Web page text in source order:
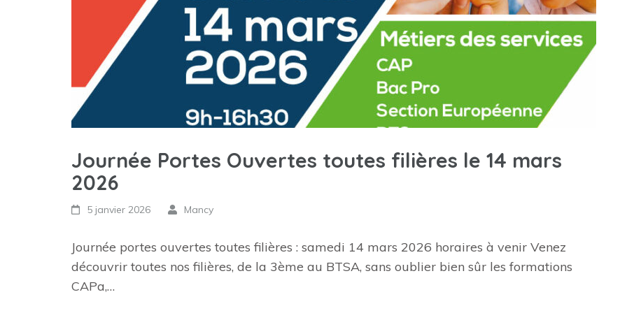
Journée Portes Ouvertes toutes filières le 14 mars
2026
5 janvier 2026 Mancy
Journée portes ouvertes toutes filières : samedi 14 mars 2026 horaires à venir Venez
découvrir toutes nos filières, de la 3ème au BTSA, sans oublier bien sûr les formations
CAPa,…